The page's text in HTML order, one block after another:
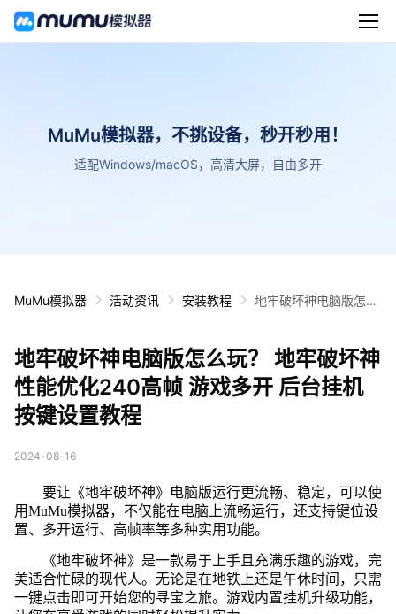
MuMu模拟器，不挑设备，秒开秒用！
适配Windows/macOS，高清大屏，自由多开
MuMu模拟器 活动资讯 安装教程
地牢破坏神电脑版怎么
后台挂机 按键设置教程
地牢破坏神电脑版怎么玩？ 地牢破坏神
性能优化240高帧 游戏多开 后台挂机
按键设置教程
2024-08-16
要让《地牢破坏神》电脑版运行更流畅、稳定，可以使
用MuMu模拟器，不仅能在电脑上流畅运行，还支持键位设
置、多开运行、高帧率等多种实用功能。
《地牢破坏神》是一款易于上手且充满乐趣的游戏，完
美适合忙碌的现代人。无论是在地铁上还是午休时间，只需
一键点击即可开始您的寻宝之旅。游戏内置挂机升级功能，